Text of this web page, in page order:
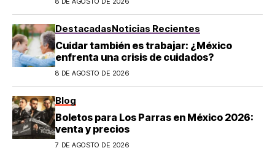
DestacadasNoticias Recientes
Cuidar también es trabajar: ¿México
enfrenta una crisis de cuidados?
8 DE AGOSTO DE 2026
Blog
Boletos para Los Parras en México 2026:
venta y precios
7 DE AGOSTO DE 2026